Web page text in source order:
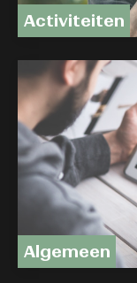
Activiteiten
Algemeen